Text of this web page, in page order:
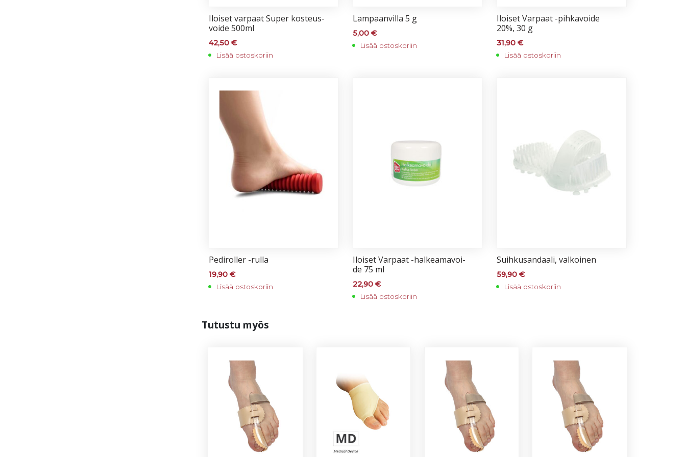
Iloi­set var­paat Su­per kos­teus­
voi­de 500ml
42,50 €
Lisää ostoskoriin
Lam­paan­vil­la 5 g
5,00 €
Lisää ostoskoriin
Iloi­set Var­paat -pih­ka­voi­de
20%, 30 g
31,90€
Lisää ostoskoriin
Pe­di­rol­ler -rul­la
19,90 €
Lisää ostoskoriin
Iloi­set Var­paat -hal­kea­ma­voi­
de 75 ml
22,90 €
Lisää ostoskoriin
Suih­ku­san­daa­li, val­koi­nen
59,90€
Lisää ostoskoriin
Tu­tus­tu myös